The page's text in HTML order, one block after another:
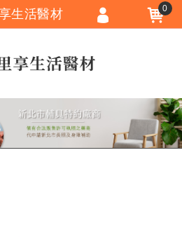
生活醫材 0
會員註冊
忘記密碼
訂單查詢